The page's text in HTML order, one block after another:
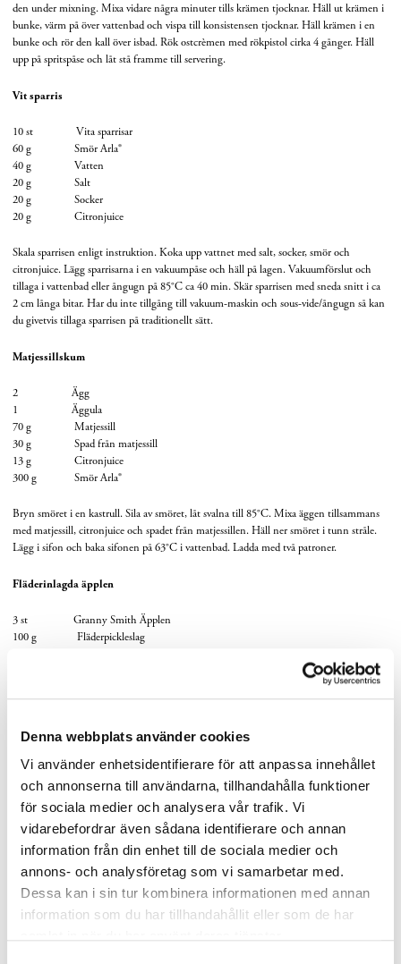
Denna webbplats använder cookies
Vi använder enhetsidentifierare för att anpassa innehållet
och annonserna till användarna, tillhandahålla funktioner
för sociala medier och analysera vår trafik. Vi
vidarebefordrar även sådana identifierare och annan
information från din enhet till de sociala medier och
annons- och analysföretag som vi samarbetar med.
Dessa kan i sin tur kombinera informationen med annan
information som du har tillhandahållit eller som de har
den under mixning. Mixa vidare några minuter tills krämen tjocknar. Häll ut krämen i
bunke, värm på över vattenbad och vispa till konsistensen tjocknar. Häll krämen i en
bunke och rör den kall över isbad. Rök ostcrèmen med rökpistol cirka 4 gånger. Häll
upp på spritspåse och låt stå framme till servering.
Vit sparris
10 st Vita sparrisar
60 g Smör Arla®
40 g Vatten
20 g Salt
20 g Socker
20 g Citronjuice
Skala sparrisen enligt instruktion. Koka upp vattnet med salt, socker, smör och
citronjuice. Lägg sparrisarna i en vakuumpåse och häll på lagen. Vakuumförslut och
tillaga i vattenbad eller ångugn på 85°C ca 40 min. Skär sparrisen med sneda snitt i ca
2 cm långa bitar. Har du inte tillgång till vakuum-maskin och sous-vide/ångugn så kan
du givetvis tillaga sparrisen på traditionellt sätt.
Matjessillskum
2 Ägg
1 Äggula
70 g Matjessill
30 g Spad från matjessill
13 g Citronjuice
300 g Smör Arla®
Bryn smöret i en kastrull. Sila av smöret, låt svalna till 85°C. Mixa äggen tillsammans
med matjessill, citronjuice och spadet från matjessillen. Häll ner smöret i tunn stråle.
Lägg i sifon och baka sifonen på 63°C i vattenbad. Ladda med två patroner.
Fläderinlagda äpplen
3 st Granny Smith Äpplen
100 g Fläderpickleslag
påsen och låt vila i rumstemperatur.
10 g Potatis
10 g Smör
20 g Fänkålsfrön
Bryn smöret och blanda ner fänkålsfrön. Låt svalna. Lägg i salt och potatisen. Lägg
ner i vakuumpåse och baka på 100°C i 40 min. Skiva potatisen enligt instruktioner.